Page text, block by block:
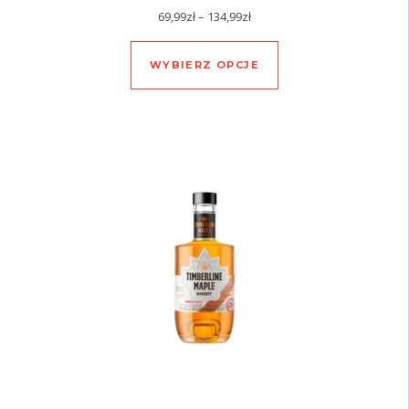
69,99zł– 134,99złZakres cen: od 69,99zł do
WYBIERZ OPCJE
Ten produkt ma